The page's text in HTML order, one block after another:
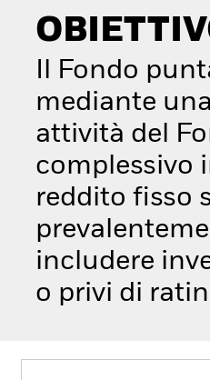
Il Fondo
mediante
attività del
complessivo
reddito fisso
includere
o privi di